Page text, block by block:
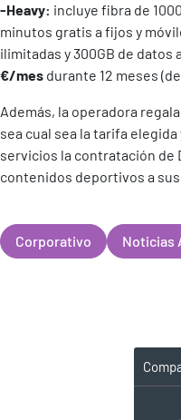
-Heavy: incluye fibra de
minutos gratis a fijos y
ilimitadas y 300GB de datos
€/mes durante 12 meses
Además, la operadora
sea cual sea la tarifa
servicios la contratación de
contenidos deportivos a
Corporativo Noticias